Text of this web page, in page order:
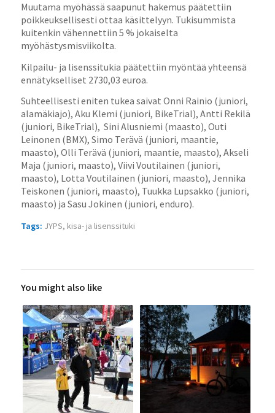
Muutama myöhässä saapunut hakemus päätettiin
poikkeuksellisesti ottaa käsittelyyn. Tukisummista
kuitenkin vähennettiin 5 % jokaiselta
myöhästysmisviikolta.
Kilpailu- ja lisenssitukia päätettiin myöntää yhteensä
ennätykselliset 2730,03 euroa.
Suhteellisesti eniten tukea saivat Onni Rainio (juniori,
alamäkiajo), Aku Klemi (juniori, BikeTrial), Antti Rekilä
(juniori, BikeTrial), Sini Alusniemi (maasto), Outi
Leinonen (BMX), Simo Terävä (juniori, maantie,
maasto), Olli Terävä (juniori, maantie, maasto), Akseli
Maja (juniori, maasto), Viivi Voutilainen (juniori,
maasto), Lotta Voutilainen (juniori, maasto), Jennika
Teiskonen (juniori, maasto), Tuukka Lupsakko (juniori,
maasto) ja Sasu Jokinen (juniori, enduro).
Tags: JYPS, kisa- ja lisenssituki
You might also like